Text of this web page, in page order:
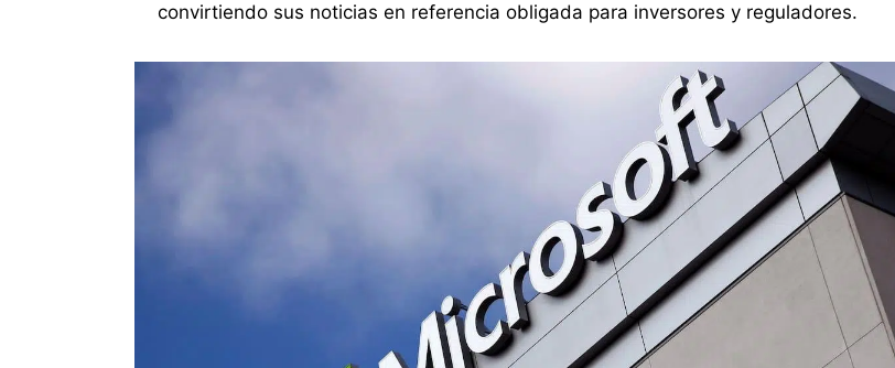
convirtiendo sus noticias en referencia obligada para inversores y reguladores.